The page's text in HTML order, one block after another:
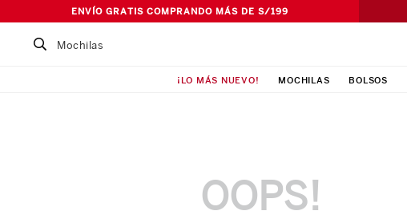
ENVÍO GRATIS COMPRANDO MÁS DE S/199
Buscar un producto...
¡LO MÁS NUEVO! MOCHILAS BOLSOS
OOPS!